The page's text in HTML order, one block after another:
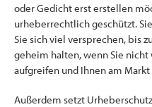
oder Gedicht erst erstellen
urheberrechtlich geschützt.
Sie sich viel versprechen, bis
geheim halten, wenn Sie
aufgreifen und Ihnen am
Außerdem setzt